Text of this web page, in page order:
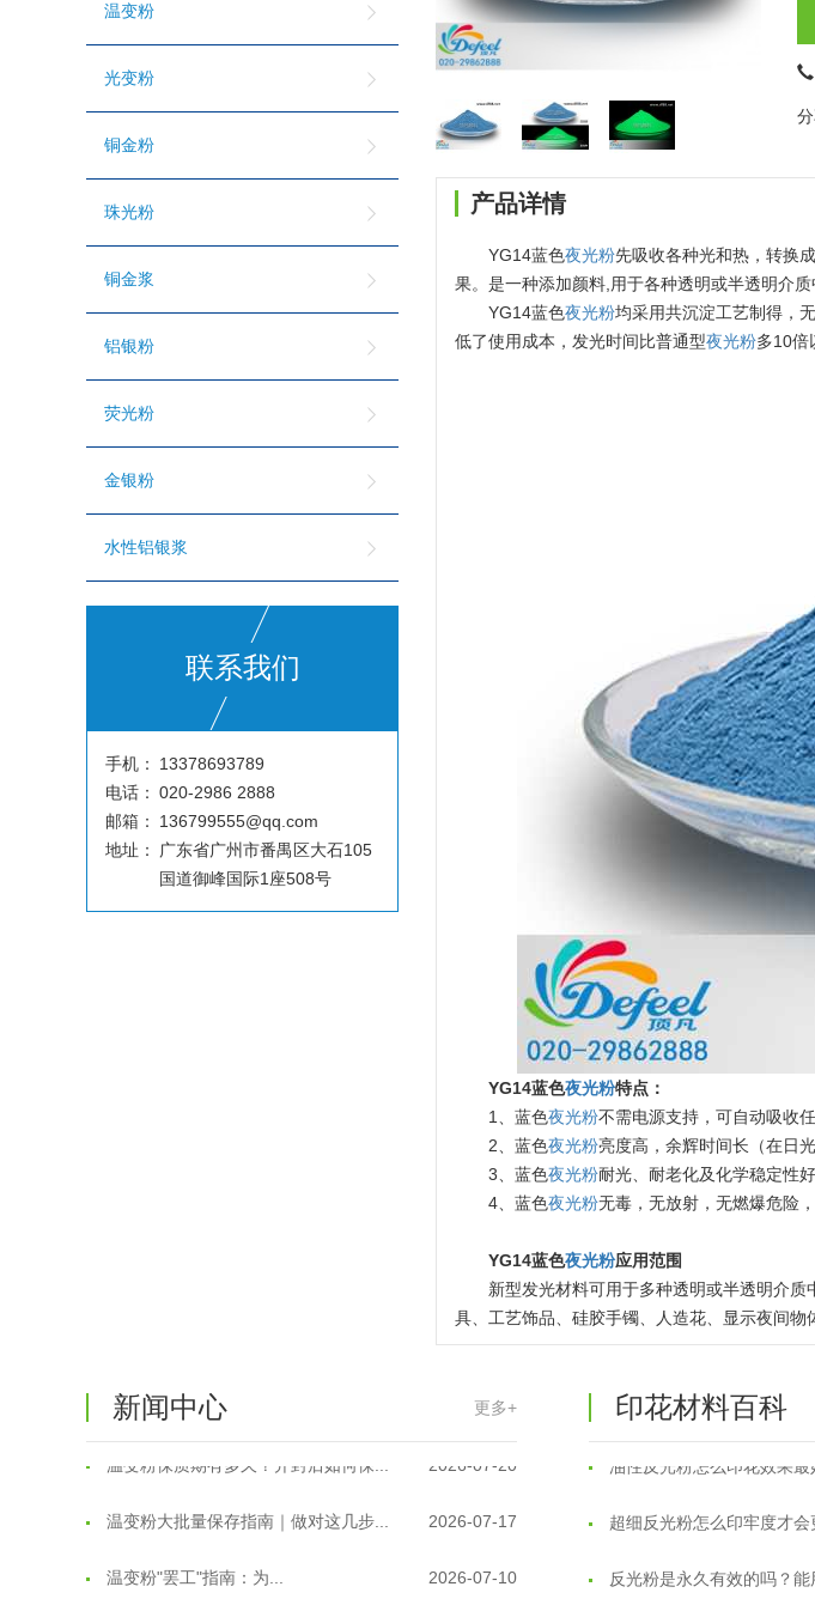
温变粉
光变粉
铜金粉
珠光粉
铜金浆
铝银粉
荧光粉
金银粉
水性铝银浆
联系我们
手机：
13378693789
电话： 020-2986 2888
邮箱：
136799555@qq.com
地址：
广东省广州市番禺区大石105
国道御峰国际1座508号
产品详情
YG14蓝色夜光粉先吸收各种光和热，转换
果。是一种添加颜料,用于各种透明或半透明介
YG14蓝色夜光粉均采用共沉淀工艺制得，
低了使用成本，发光时间比普通型夜光粉多10倍
YG14蓝色夜光粉特点：
1、蓝色夜光粉不需电源支持，可自动吸收
2、蓝色夜光粉亮度高，余辉时间长（在日
3、蓝色夜光粉耐光、耐老化及化学稳定性
4、蓝色夜光粉无毒，无放射，无燃爆危险
YG14蓝色夜光粉应用范围
新型发光材料可用于多种透明或半透明介
具、工艺饰品、硅胶手镯、人造花、显示夜间
新闻中心 更多+
2026-08-04
温变粉保质期有多久？开封后如何保... 2026-07-20
印花材料百科
温变粉丝印到底用多少目网
反光粉太久不用结块要怎么
油性反光粉怎么印花效果最